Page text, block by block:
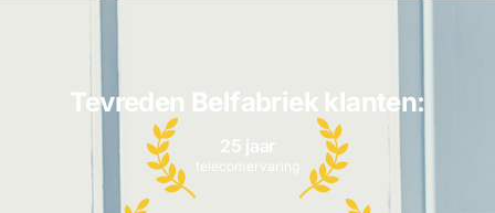
Tevreden Belfabriek klanten:
25 jaar
telecomervaring